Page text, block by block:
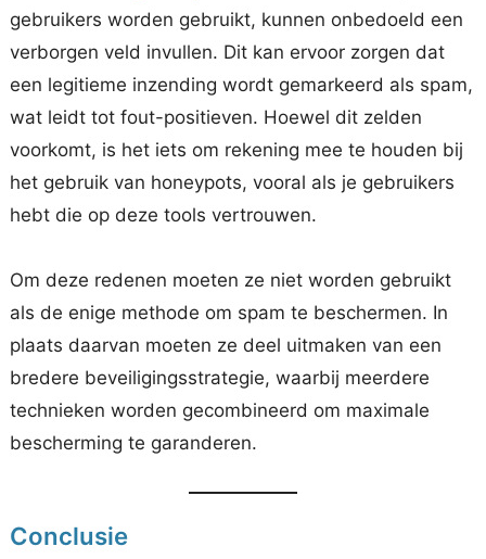
gebruikers worden gebruikt, kunnen onbedoeld een
verborgen veld invullen. Dit kan ervoor zorgen dat
een legitieme inzending wordt gemarkeerd als spam,
wat leidt tot fout-positieven. Hoewel dit zelden
voorkomt, is het iets om rekening mee te houden bij
het gebruik van honeypots, vooral als je gebruikers
hebt die op deze tools vertrouwen.
Om deze redenen moeten ze niet worden gebruikt
als de enige methode om spam te beschermen. In
plaats daarvan moeten ze deel uitmaken van een
bredere beveiligingsstrategie, waarbij meerdere
technieken worden gecombineerd om maximale
bescherming te garanderen.
Conclusie